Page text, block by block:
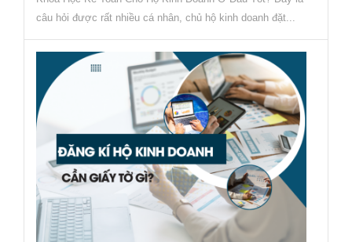
câu hỏi được rất nhiều cá nhân, chủ hộ kinh doanh đặt...